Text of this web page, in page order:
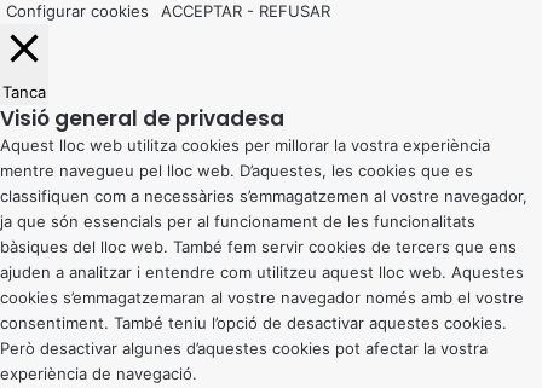
Configurar cookies
ACCEPTAR - REFUSAR
Tanca
Visió general de privadesa
Aquest lloc web utilitza cookies per millorar la vostra experiència
mentre navegueu pel lloc web. D’aquestes, les cookies que es
classifiquen com a necessàries s’emmagatzemen al vostre navegador,
ja que són essencials per al funcionament de les funcionalitats
bàsiques del lloc web. També fem servir cookies de tercers que ens
ajuden a analitzar i entendre com utilitzeu aquest lloc web. Aquestes
cookies s’emmagatzemaran al vostre navegador només amb el vostre
consentiment. També teniu l’opció de desactivar aquestes cookies.
Però desactivar algunes d’aquestes cookies pot afectar la vostra
experiència de navegació.